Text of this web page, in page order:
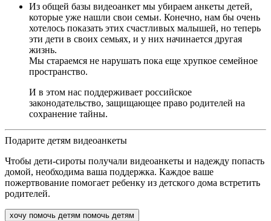
Из общей базы видеоанкет мы убираем анкеты детей,
которые уже нашли свои семьи. Конечно, нам бы очень
хотелось показать этих счастливых малышей, но теперь
эти дети в своих семьях, и у них начинается другая
жизнь.
Мы стараемся не нарушать пока еще хрупкое семейное
пространство.
И в этом нас поддерживает российское
законодательство, защищающее право родителей на
сохранение тайны.
Подарите детям видеоанкеты
Чтобы дети-сироты получали видеоанкеты и надежду попасть
домой, необходима ваша поддержка. Каждое ваше
пожертвование помогает ребенку из детского дома встретить
родителей.
хочу помочь детям помочь детям